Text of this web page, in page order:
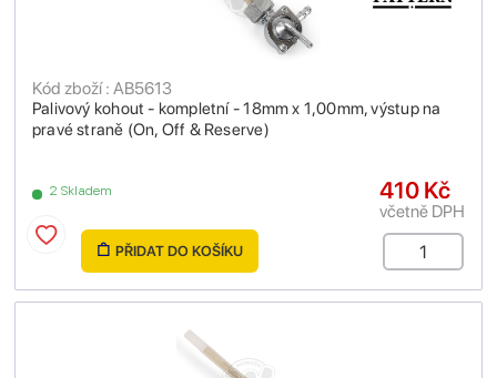
Palivový kohout - kompletní - 18mm x 1,00mm, výstup na
pravé straně (On, Off & Reserve)
Kód zboží : AB5613
2 Skladem 410 Kč
včetně DPH
PŘIDAT DO KOŠÍKU